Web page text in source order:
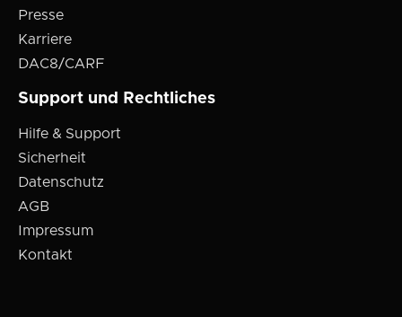
Presse
Karriere
DAC8/CARF
Support und Rechtliches
Hilfe & Support
Sicherheit
Datenschutz
AGB
Impressum
Kontakt